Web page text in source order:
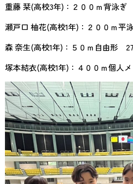
重藤 栞(高校3年)：２００ｍ背泳
瀬戸口 柚花(高校1年)：２００ｍ
森 奈生(高校1年)：５０ｍ自由形
塚本結衣(高校1年)：４００ｍ個